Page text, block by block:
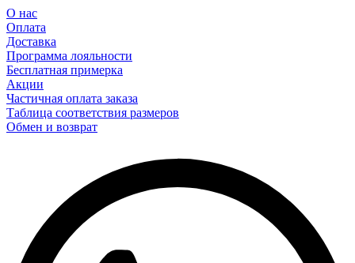
О нас
Оплата
Доставка
Программа лояльности
Бесплатная примерка
Акции
Частичная оплата заказа
Таблица соответствия размеров
Обмен и возврат